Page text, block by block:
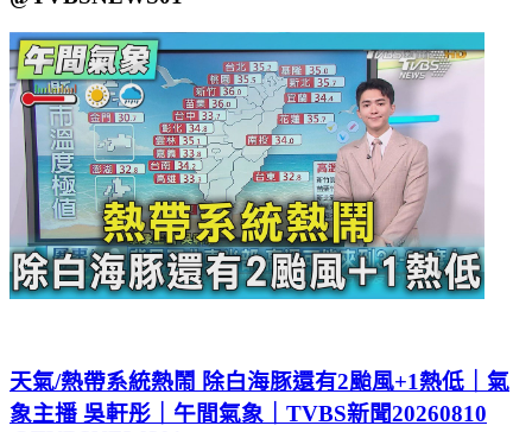
天氣/熱帶系統熱鬧 除白海豚還有2颱風+1熱低｜氣
象主播 吳軒彤｜午間氣象｜TVBS新聞20260810